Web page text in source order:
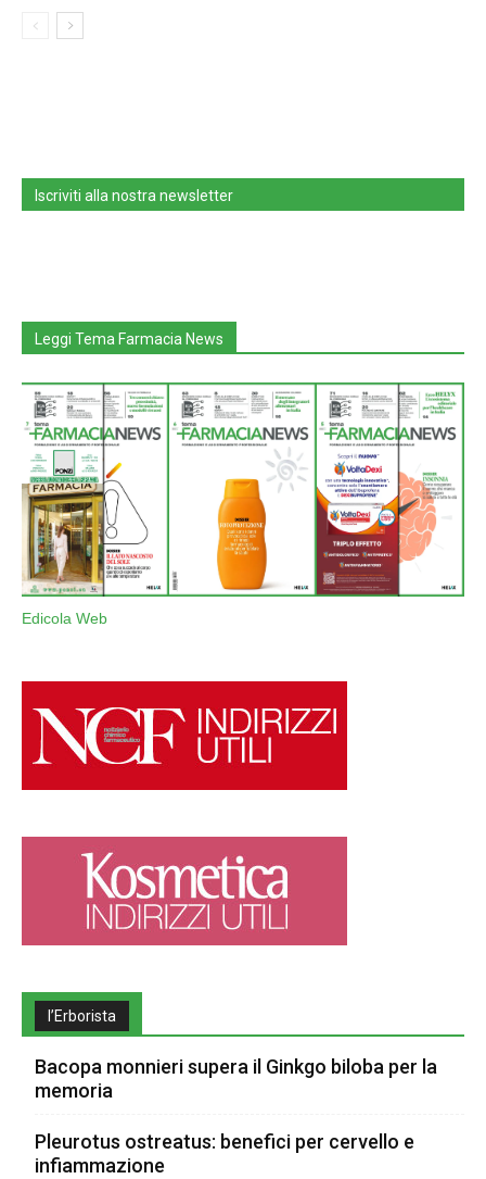
Iscriviti alla nostra newsletter
Leggi Tema Farmacia News
Edicola Web
l’Erborista
Bacopa monnieri supera il Ginkgo biloba per la
memoria
Pleurotus ostreatus: benefici per cervello e
infiammazione